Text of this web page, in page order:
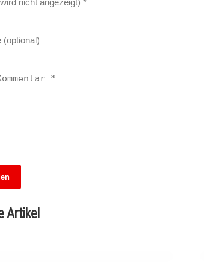
Artikel
Berlins neues
Herz schlägt am